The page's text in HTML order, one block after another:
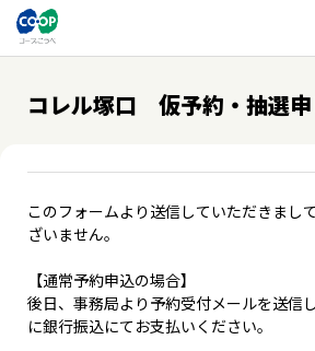
コレル塚口 仮予約・抽選
このフォームより送信していただきまし
ざいません。
【通常予約申込の場合】
後日、事務局より予約受付メールを送信
に銀行振込にてお支払いください。